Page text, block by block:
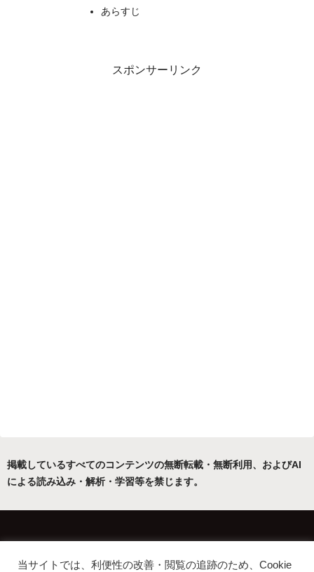
あらすじ
スポンサーリンク
掲載しているすべてのコンテンツの無断転載・無断利用、およびAI
による読み込み・解析・学習等を禁じます。
プライバシーポリシー・免責事項
当サイトでは、利便性の改善・閲覧の追跡のため、Cookie